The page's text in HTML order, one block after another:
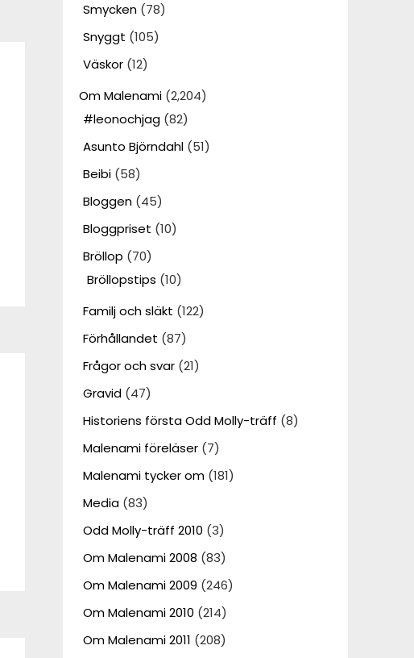
Smycken(78)
Snyggt (105)
Väskor(12)
Om Malenami(2,204)
#leonochjag(82)
Asunto Björndahl(51)
Beibi(58)
Bloggen(45)
Bloggpriset (10)
Bröllop (70)
Bröllopstips (10)
Familj och släkt (122)
Förhållandet (87)
Frågor och svar(21)
Gravid(47)
Historiens första Odd Molly-träff (8)
Malenami föreläser(7)
Malenami tycker om(181)
Media(83)
Odd Molly-träff 2010 (3)
Om Malenami 2008 (83)
Om Malenami 2009 (246)
Om Malenami 2010 (214)
Om Malenami 2011 (208)